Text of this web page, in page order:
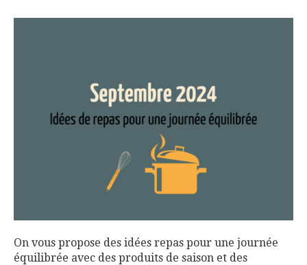
On vous propose des idées repas pour une journée
équilibrée avec des produits de saison et des